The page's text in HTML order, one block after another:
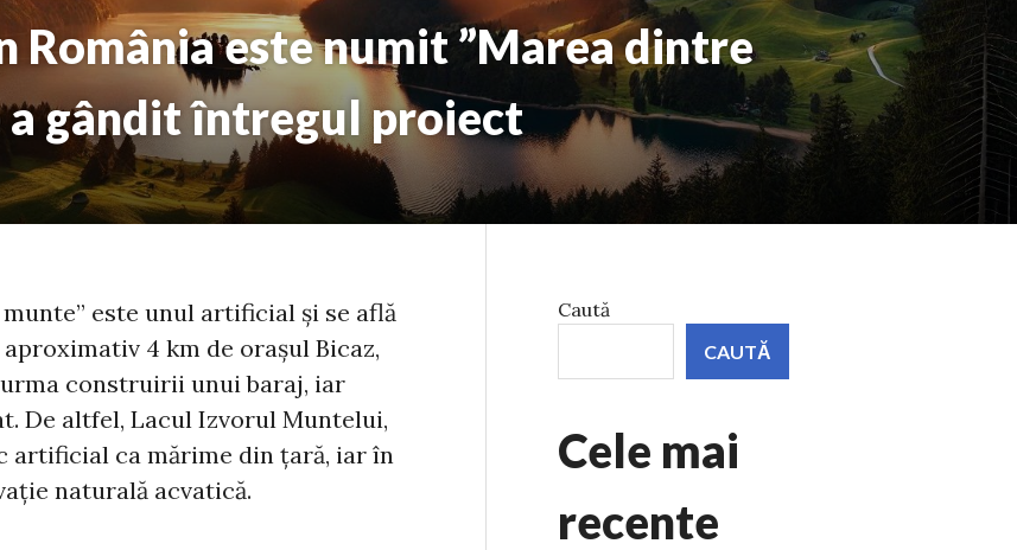
România este numit ”Marea dintre
a gândit întregul proiect
este unul artificial și se află
aproximativ 4 km de orașul Bicaz,
construirii unui baraj, iar
De altfel, Lacul Izvorul Muntelui,
artificial ca mărime din țară, iar în
naturală acvatică.
Caută
CAUTĂ
Cele mai
recente